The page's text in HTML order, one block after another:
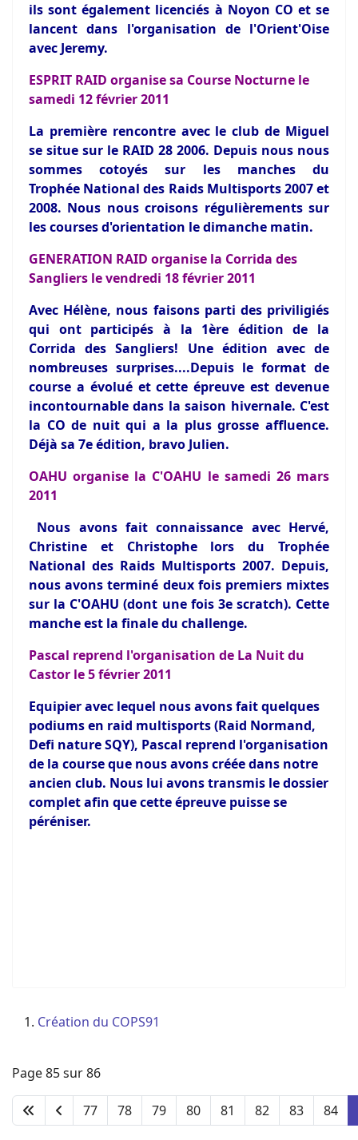
ils sont également licenciés à Noyon CO et se
lancent dans l'organisation de l'Orient'Oise
avec Jeremy.
ESPRIT RAID organise sa Course Nocturne le
samedi 12 février 2011
La première rencontre avec le club de Miguel
se situe sur le RAID 28 2006. Depuis nous nous
sommes cotoyés sur les manches du
Trophée National des Raids Multisports 2007 et
2008. Nous nous croisons régulièrements sur
les courses d'orientation le dimanche matin.
GENERATION RAID organise la Corrida des
Sangliers le vendredi 18 février 2011
Avec Hélène, nous faisons parti des priviligiés
qui ont participés à la 1ère édition de la
Corrida des Sangliers! Une édition avec de
nombreuses surprises....Depuis le format de
course a évolué et cette épreuve est devenue
incontournable dans la saison hivernale. C'est
la CO de nuit qui a la plus grosse affluence.
Déjà sa 7e édition, bravo Julien.
OAHU organise la C'OAHU le samedi 26 mars
2011
Nous avons fait connaissance avec Hervé,
Christine et Christophe lors du Trophée
National des Raids Multisports 2007. Depuis,
nous avons terminé deux fois premiers mixtes
sur la C'OAHU (dont une fois 3e scratch). Cette
manche est la finale du challenge.
Pascal reprend l'organisation de La Nuit du
Castor le 5 février 2011
Equipier avec lequel nous avons fait quelques
podiums en raid multisports (Raid Normand,
Defi nature SQY), Pascal reprend l'organisation
de la course que nous avons créée dans notre
ancien club. Nous lui avons transmis le dossier
complet afin que cette épreuve puisse se
péréniser.
Création du COPS91
Page 85 sur 86
77 78 79 80 81 82 83 84